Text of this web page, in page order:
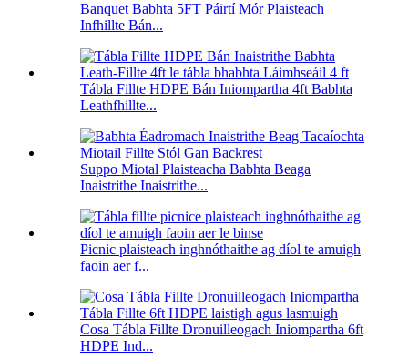
Banquet Babhta 5FT Páirtí Mór Plaisteach
Infhillte Bán...
Tábla Fillte HDPE Bán Iniompartha 4ft Babhta
Leathfhillte...
Suppo Miotal Plaisteacha Babhta Beaga
Inaistrithe Inaistrithe...
Picnic plaisteach inghnóthaithe ag díol te amuigh
faoin aer f...
Cosa Tábla Fillte Dronuilleogach Iniompartha 6ft
HDPE Ind...